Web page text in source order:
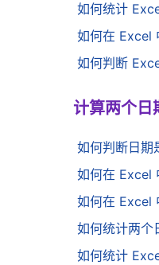
如何统计
如何在 Excel
如何判断
计算两个日
如何判断日期
如何在 Excel
如何在 Excel
如何统计两个
如何统计